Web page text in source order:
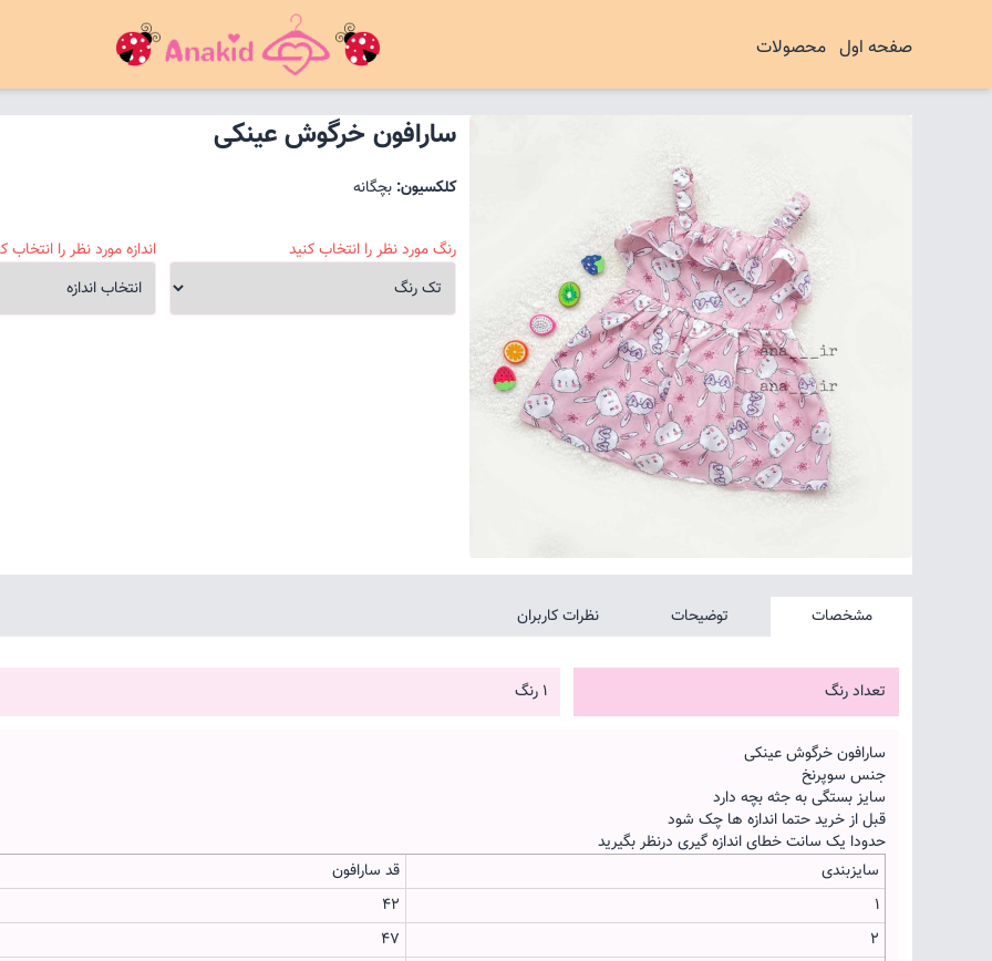
صفحه اول محصولات
سارافون خرگوش عینکی
کلکسیون: بچگانه
رنگ مورد نظر را انتخاب کنید اندازه مورد نظر را انتخاب
مشخصات توضیحات نظرات کاربران
تعداد رنگ 1 رنگ
سارافون خرگوش عینکی
جنس سوپرنخ
سایز بستگی به جثه بچه دارد
قبل از خرید حتما اندازه ها چک شود
حدودا یک سانت خطای اندازه گیری درنظر بگیرید
سایزبندی
قد سارافون
1
42
2
47